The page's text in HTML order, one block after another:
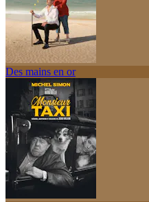
Des mains en or